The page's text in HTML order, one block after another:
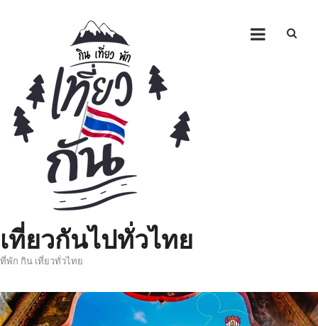
เที่ยวกันไปทั่วไทย
ที่พัก กิน เที่ยวทั่วไทย